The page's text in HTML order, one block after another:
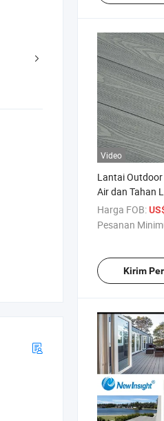
Video
Lantai Outdoor
Air dan Tahan
Embossing
Serat Kayu
Harga FOB:
Pesanan
Kirim